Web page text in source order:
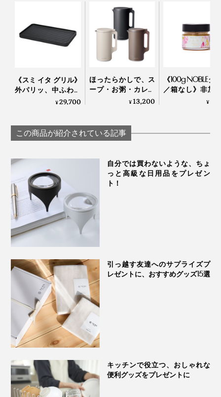
家でカフェが開けそうな、専用レシピブックつき。毎日
のティータイムがグッと充実します。
※「Hot tea」モードで牛乳を使用する時は、焦げ付き防止のため、牛乳3:
水１以上の割合になるよう、水を入れてください。
※「Hot tea」モードでは、コンデンスミルクやジャムなどの焦げつきやす
いものは入れないでください。
も、こんなにラクだなんて。
ホットチョコレートをつくれるマシンは珍しいので、お
いしいものやカフェ好きのあの人のギフトにもおすす
め。母の日、結婚祝い、引越し祝いの贈り物にも、どう
ぞ。
《スミ イタ グリル》
外パリッ、中ふわっ
と焼きあがる「炭プ
¥29,700
ほったらかしで、ス
ープ・お粥・カレー
も作れる「自動調理
¥13,200
《100g NOBLEタ
／箱なし》非加
無濾過 世界最
¥
この商品が紹介されている記事
自分では買わないような、ちょ
っと高級な日用品をプレゼン
ト！
引っ越す友達へのサプライズプ
レゼントに、おすすめグッズ15選
キッチンで役立つ、おしゃれな
便利グッズをプレゼントに